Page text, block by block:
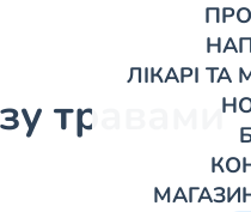
ЛІКАРІ
травами